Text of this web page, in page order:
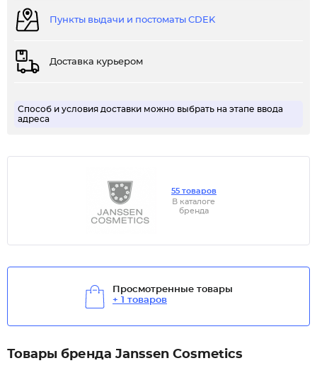
Пункты выдачи и постоматы CDEK
Доставка курьером
Способ и условия доставки можно выбрать на этапе ввода
адреса
55 товаров
В каталоге
бренда
Просмотренные товары
+ 1 товаров
Товары бренда Janssen Cosmetics